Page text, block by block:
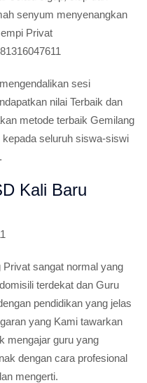
Kali Baru
senyum menyenangkan
Privat
sesi
metode terbaik Gemilang
seluruh siswa-siswi
Kali Baru
sangat normal yang
terdekat dan Guru
pendidikan yang jelas